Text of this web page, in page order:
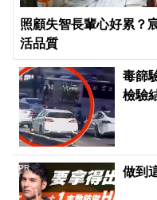
照顧失智長輩心好累？
活品質
毒篩
檢驗
做到
PR